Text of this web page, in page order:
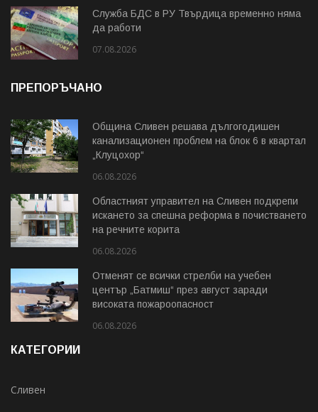
Служба БДС в РУ Твърдица временно няма
да работи
07.08.2026
ПРЕПОРЪЧАНО
Община Сливен решава дългогодишен
канализационен проблем на блок 6 в квартал
„Клуцохор“
06.08.2026
Областният управител на Сливен подкрепи
искането за спешна реформа в почистването
на речните корита
06.08.2026
Отменят се всички стрелби на учебен
център „Батмиш“ през август заради
високата пожароопасност
06.08.2026
КАТЕГОРИИ
Сливен